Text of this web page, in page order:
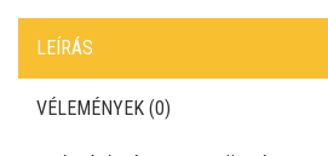
LEÍRÁS
VÉLEMÉNYEK (0)